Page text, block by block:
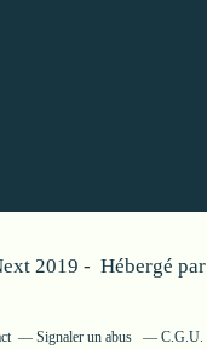
2019 - Hébergé par
Signaler un abus C.G.U.